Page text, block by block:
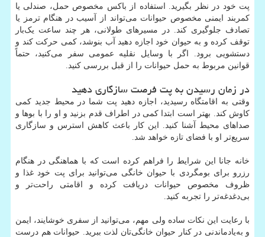
پت خود در نظر بگیرید. استفاده از باکس مخصوص حمل، صندلی یا
کمربند ایمنی مخصوص حیوانات می‌تواند از آسیب در هنگام ترمز یا
تصادف جلوگیری کند. در مسیرهای طولانی، هر چند ساعت یک‌بار
توقف کرده و به حیوان خود اجازه دهید آب بنوشد، کمی حرکت کند و
دستشویی برود. اگر با وسایل نقلیه عمومی سفر می‌کنید، حتماً
قوانین مربوط به حمل حیوانات را از قبل بررسی کنید.
در زمان رسیدن به پت فرصت سازگاری دهید
وقتی به اقامتگاه رسیدید، اجازه دهید پت شما در محیط جدید کمی
کاوش کند. بهتر است ابتدا کمی در اطراف قدم بزنید و او را با بوها و
صداهای محیط آشنا کنید. این کار باعث کاهش استرس و سازگاری
سریع‌تر او با فضای تازه خواهد شد.
خانه جانا این شرایط را فراهم کرده است که با هماهنگی در هنگام
رزرو برای بومگردی با حیوان خانگی می‌توانید برای پت خود غذا و
ظروف مخصوص حیوانات دریافت کرده و اقامتی راحت‌تر و
بی‌دغدغه‌تر را تجربه کنید.
با رعایت این نکات ساده ولی مهم، می‌توانید از سفری خوشایند، ایمن
و به‌یادماندنی در کنار حیوان خانگی‌تان لذت ببرید. حیوانات هم درست